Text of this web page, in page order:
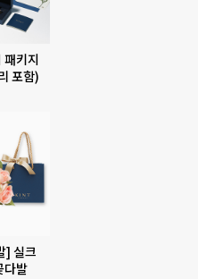
패키지
포함)
] 실크
다발